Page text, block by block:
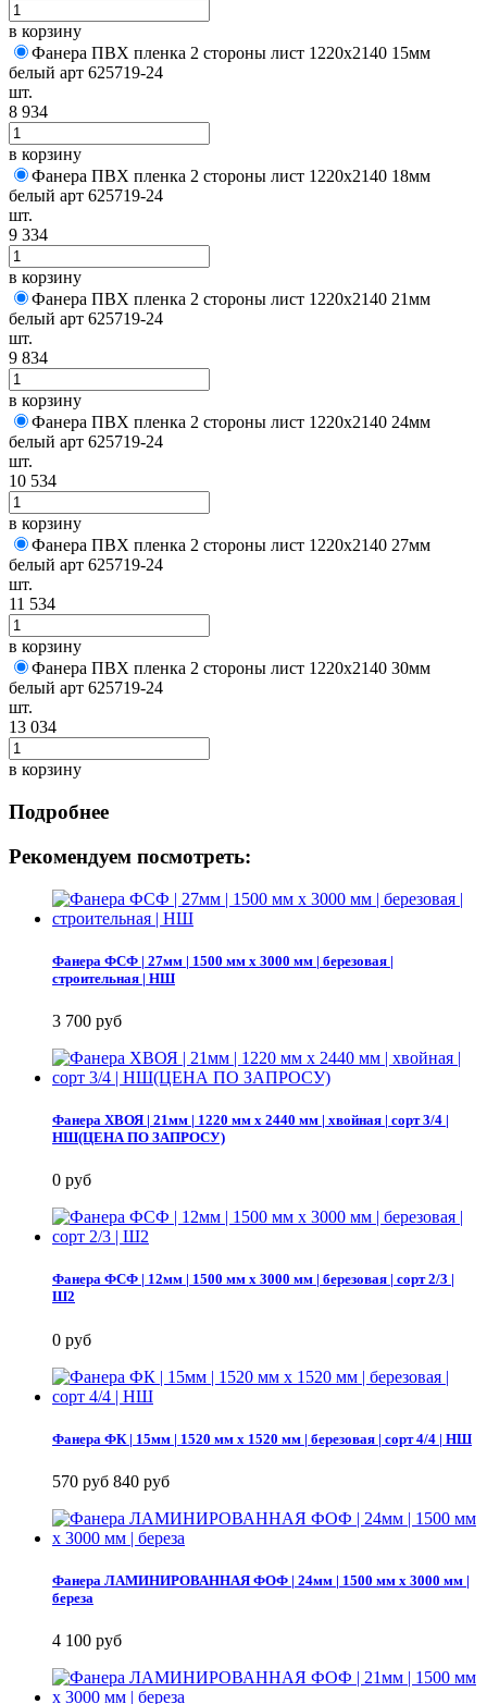
в корзину
Фанера ПВХ пленка 2 стороны лист 1220х2140 15мм
белый арт 625719-24
шт.
8 934
в корзину
Фанера ПВХ пленка 2 стороны лист 1220х2140 18мм
белый арт 625719-24
шт.
9 334
в корзину
Фанера ПВХ пленка 2 стороны лист 1220х2140 21мм
белый арт 625719-24
шт.
9 834
в корзину
Фанера ПВХ пленка 2 стороны лист 1220х2140 24мм
белый арт 625719-24
шт.
10 534
в корзину
Фанера ПВХ пленка 2 стороны лист 1220х2140 27мм
белый арт 625719-24
шт.
11 534
в корзину
Фанера ПВХ пленка 2 стороны лист 1220х2140 30мм
белый арт 625719-24
шт.
13 034
в корзину
Подробнее
Рекомендуем посмотреть:
Фанера ФСФ | 27мм | 1500 мм х 3000 мм | березовая |
строительная | НШ
3 700 руб
Фанера ХВОЯ | 21мм | 1220 мм х 2440 мм | хвойная | сорт 3/4 |
НШ(ЦЕНА ПО ЗАПРОСУ)
0 руб
Фанера ФСФ | 12мм | 1500 мм х 3000 мм | березовая | сорт 2/3 |
Ш2
0 руб
Фанера ФК | 15мм | 1520 мм х 1520 мм | березовая | сорт 4/4 | НШ
570 руб 840 руб
Фанера ЛАМИНИРОВАННАЯ ФОФ | 24мм | 1500 мм х 3000 мм |
береза
4 100 руб